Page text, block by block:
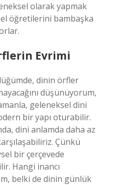
olarak yapmak
öğretilerini bambaşka
Evrimi
dinin örfler
düşünüyorum,
geleneksel dini
bir yapı oturabilir.
dini anlamda daha az
Çünkü
bir çerçevede
Hangi inancı
belki de dinin günlük